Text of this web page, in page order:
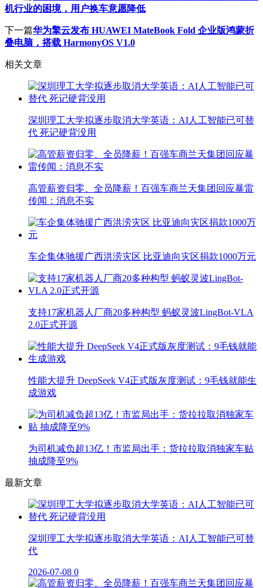
机行业的困境，用户换车意愿降低
下一篇华为擎云发布 HUAWEI MateBook Fold 企业版鸿蒙折
叠电脑，搭载 HarmonyOS V1.0
相关文章
深圳理工大学拟逐步取消大学英语：AI人工智能已可替
代 死记硬背没用
高管薪资归零、全员降薪！百强车商兰天集团回应暴雷
传闻：消息不实
车企集体驰援广西洪涝灾区 比亚迪向灾区捐款1000万元
支持17家机器人厂商20多种构型 蚂蚁灵波LingBot-VLA
2.0正式开源
性能大提升 DeepSeek V4正式版灰度测试：9毛钱就能生
成游戏
为司机减负超13亿！市监局出手：货拉拉取消独家车贴
抽成降至9%
最新文章
深圳理工大学拟逐步取消大学英语：AI人工智能已可替
代
2026-07-08 0